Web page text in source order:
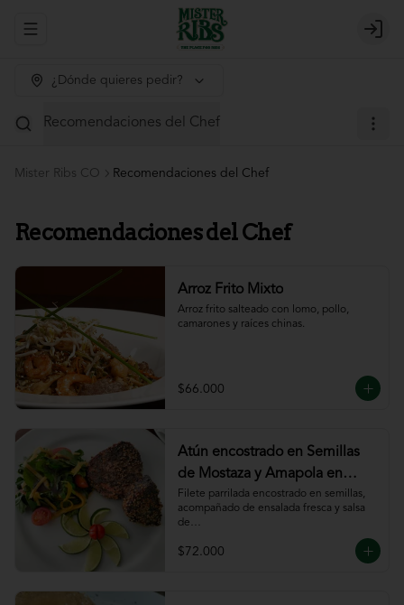
Abrir menu de navegación Login
¿Dónde quieres pedir?
Recomendaciones del Chef
Mister Ribs CO Recomendaciones del Chef
Recomendaciones del Chef
Arroz Frito Mixto
Arroz frito salteado con lomo, pollo,
camarones y raíces chinas.
$66.000
Atún encostrado en Semillas
de Mostaza y Amapola en
salsa de ajillo
Filete parrilada encostrado en semillas,
acompañado de ensalada fresca y salsa
de
$72.000